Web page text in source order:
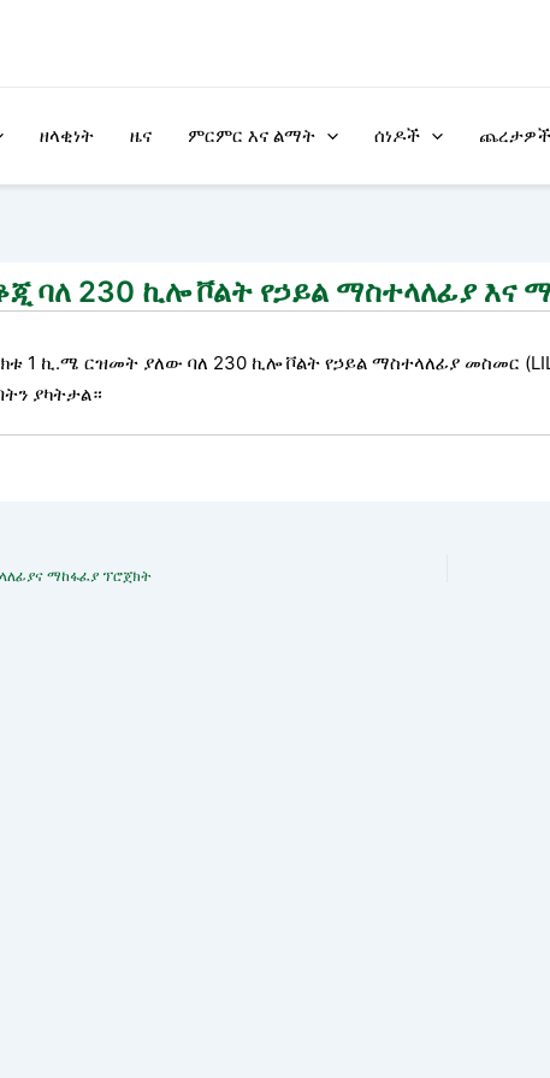
ዘላቂነት ዜና ምርምር እና ልማት ሰነዶች ጨረታዎች
ባለ 230 ኪሎ ቮልት የኃይል ማስተላለፊያ እና
1 ኪ.ሜ ርዝመት ያለው ባለ 230 ኪሎ ቮልት የኃይል ማስተላለፊያ መስመር
ያካትታል።
ማከፋፈያ ፕሮጀክት